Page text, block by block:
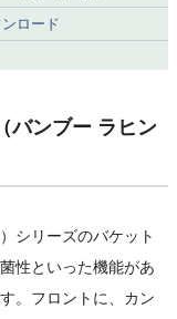
ロード
バンブー ラヒン
シリーズのバケット
性といった機能があ
。フロントに、カン